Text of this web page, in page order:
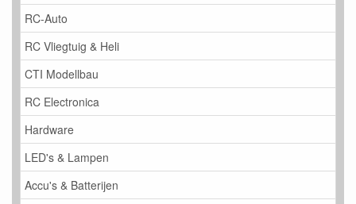
RC-Auto
RC Vliegtuig & Heli
CTI Modellbau
RC Electronica
Hardware
LED's & Lampen
Accu's & Batterijen